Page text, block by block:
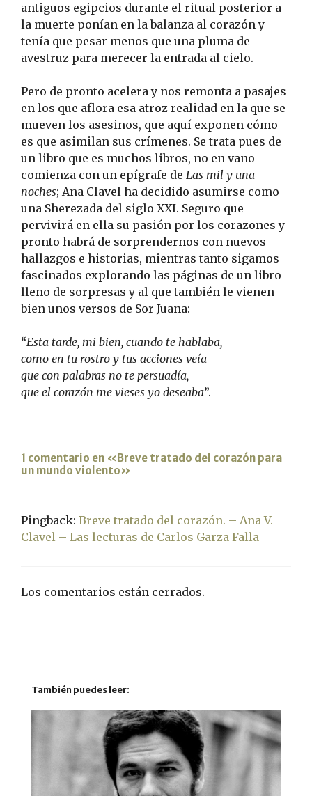
antiguos egipcios durante el ritual posterior a
la muerte ponían en la balanza al corazón y
tenía que pesar menos que una pluma de
avestruz para merecer la entrada al cielo.
Pero de pronto acelera y nos remonta a pasajes
en los que aflora esa atroz realidad en la que se
mueven los asesinos, que aquí exponen cómo
es que asimilan sus crímenes. Se trata pues de
un libro que es muchos libros, no en vano
comienza con un epígrafe de Las mil y una
noches; Ana Clavel ha decidido asumirse como
una Sherezada del siglo XXI. Seguro que
pervivirá en ella su pasión por los corazones y
pronto habrá de sorprendernos con nuevos
hallazgos e historias, mientras tanto sigamos
fascinados explorando las páginas de un libro
lleno de sorpresas y al que también le vienen
bien unos versos de Sor Juana:
“Esta tarde, mi bien, cuando te hablaba,
como en tu rostro y tus acciones veía
que con palabras no te persuadía,
que el corazón me vieses yo deseaba”.
1 comentario en «Breve tratado del corazón para
un mundo violento»
Pingback: Breve tratado del corazón. – Ana V.
Clavel – Las lecturas de Carlos Garza Falla
Los comentarios están cerrados.
También puedes leer: